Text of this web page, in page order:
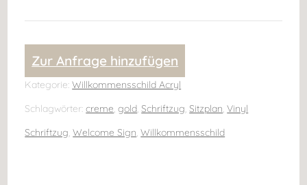
gold
creme
Menge
Zur Anfrage hinzufügen
Kategorie:Willkommensschild Acryl
Schlagwörter:creme ,gold ,Schriftzug ,Sitzplan ,Vinyl
Schriftzug ,Welcome Sign ,Willkommensschild